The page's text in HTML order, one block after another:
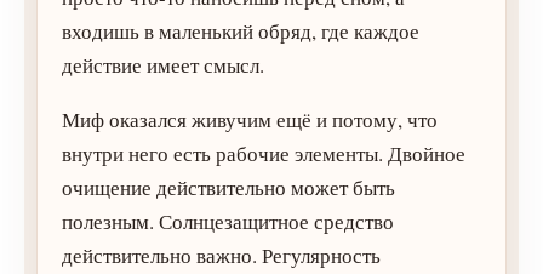
входишь в маленький обряд, где каждое
действие имеет смысл.
Миф оказался живучим ещё и потому, что
внутри него есть рабочие элементы. Двойное
очищение действительно может быть
полезным. Солнцезащитное средство
действительно важно. Регулярность